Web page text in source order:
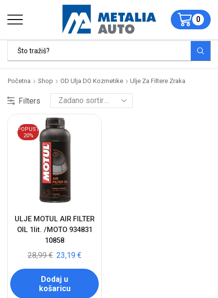
0
Početna Shop OD Ulja DO Kozmetike Ulje Za Filtere Zraka
Filters
POPUST
20%
ULJE MOTUL AIR FILTER
OIL 1lit. /MOTO 934831
10858
28,99€ 23,19 €
Dodaj u
košaricu